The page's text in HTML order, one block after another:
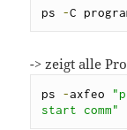
ps -C
-> zeigt alle
ps -axfeo
start comm"